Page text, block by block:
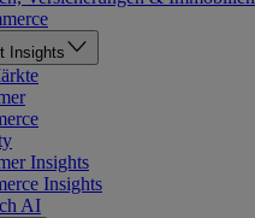
Insights
Insights
Insights
AI